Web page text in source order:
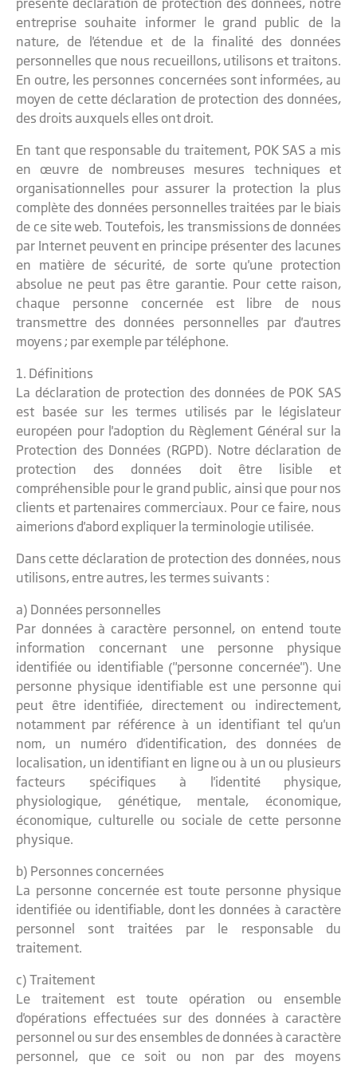
entreprise souhaite informer le grand public de la
nature, de l'étendue et de la finalité des données
personnelles que nous recueillons, utilisons et traitons.
En outre, les personnes concernées sont informées, au
moyen de cette déclaration de protection des données,
des droits auxquels elles ont droit.
En tant que responsable du traitement, POK SAS a mis
en œuvre de nombreuses mesures techniques et
organisationnelles pour assurer la protection la plus
complète des données personnelles traitées par le biais
de ce site web. Toutefois, les transmissions de données
par Internet peuvent en principe présenter des lacunes
en matière de sécurité, de sorte qu'une protection
absolue ne peut pas être garantie. Pour cette raison,
chaque personne concernée est libre de nous
transmettre des données personnelles par d'autres
moyens ; par exemple par téléphone.
1. Définitions
La déclaration de protection des données de POK SAS
est basée sur les termes utilisés par le législateur
européen pour l'adoption du Règlement Général sur la
Protection des Données (RGPD). Notre déclaration de
protection des données doit être lisible et
compréhensible pour le grand public, ainsi que pour nos
clients et partenaires commerciaux. Pour ce faire, nous
aimerions d'abord expliquer la terminologie utilisée.
Dans cette déclaration de protection des données, nous
utilisons, entre autres, les termes suivants :
a) Données personnelles
Par données à caractère personnel, on entend toute
information concernant une personne physique
identifiée ou identifiable ("personne concernée"). Une
personne physique identifiable est une personne qui
peut être identifiée, directement ou indirectement,
notamment par référence à un identifiant tel qu'un
nom, un numéro d'identification, des données de
localisation, un identifiant en ligne ou à un ou plusieurs
facteurs spécifiques à l'identité physique,
physiologique, génétique, mentale, économique,
économique, culturelle ou sociale de cette personne
physique.
b) Personnes concernées
La personne concernée est toute personne physique
identifiée ou identifiable, dont les données à caractère
personnel sont traitées par le responsable du
traitement.
c) Traitement
Le traitement est toute opération ou ensemble
d'opérations effectuées sur des données à caractère
personnel ou sur des ensembles de données à caractère
personnel, que ce soit ou non par des moyens